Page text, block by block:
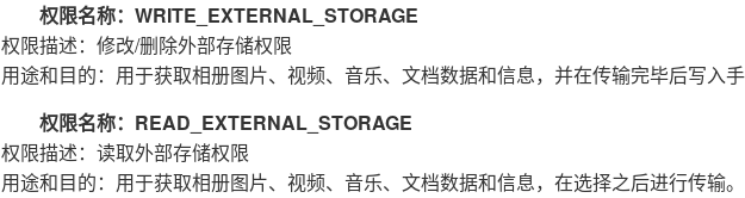
权限名称：WRITE_EXTERNAL_STORAGE
权限描述：修改/删除外部存储权限
用途和目的：用于获取相册图片、视频、音乐、文档数据和信息，并在传输完毕后写入
权限名称：READ_EXTERNAL_STORAGE
权限描述：读取外部存储权限
用途和目的：用于获取相册图片、视频、音乐、文档数据和信息，在选择之后进行传输。